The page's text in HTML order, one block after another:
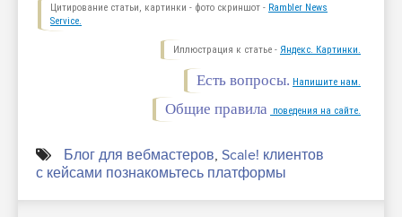
Цитирование статьи, картинки - фото скриншот - Rambler News
Service.
Иллюстрация к статье - Яндекс. Картинки.
Есть вопросы. Напишите нам.
Общие правила поведения на сайте.
Блог для вебмастеров, Scale! клиентов
с кейсами познакомьтесь платформы